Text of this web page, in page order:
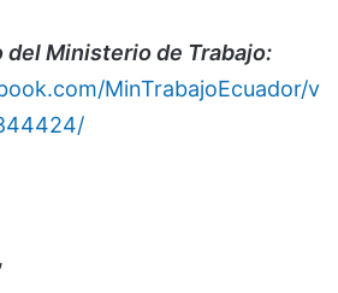
Ministerio de Trabajo:
MinTrabajoEcuador/v